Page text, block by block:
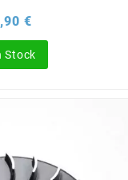
€Prix
Stock